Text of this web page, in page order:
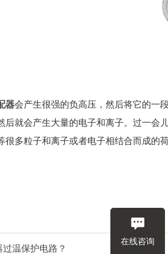
器会产生很强的负高压，然后将它的一
后就会产生大量的电子和离子。过一
很多粒子和离子或者电子相结合而成
温保护电路？
在线咨询